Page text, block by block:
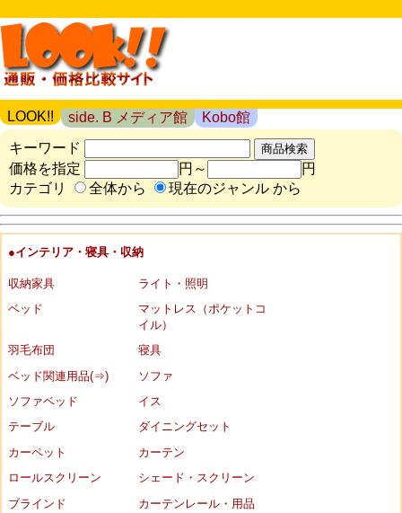
LOOK!! side. B メディア館
Kobo館
キーワード
価格を指定
円～
円
カテゴリ
全体から 現在のジャンル から
●インテリア・寝具・収納
収納家具
ライト・照明
ベッド
マットレス（ポケットコ
イル）
羽毛布団
寝具
ベッド関連用品(⇒)
ソファ
ソファベッド
イス
テーブル
ダイニングセット
カーペット
カーテン
ロールスクリーン
シェード・スクリーン
ブラインド
カーテンレール・用品